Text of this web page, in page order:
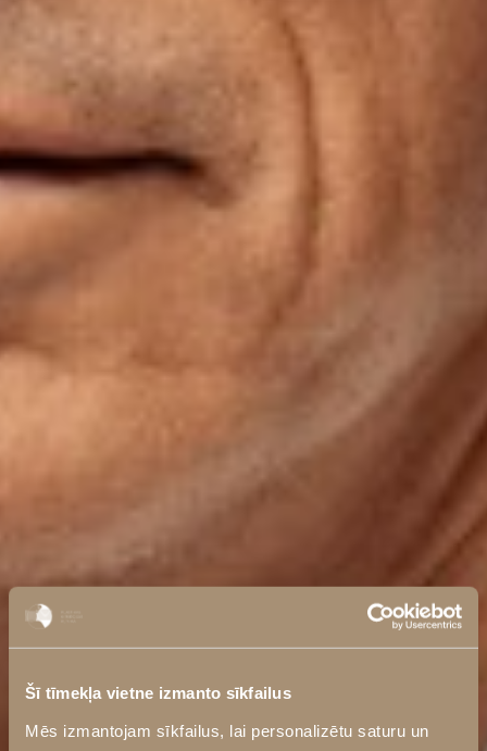
Šī tīmekļa vietne izmanto sīkfailus
Mēs izmantojam sīkfailus, lai personalizētu saturu un